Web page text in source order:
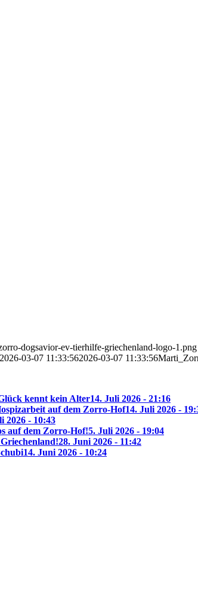
dogsavior-ev-tierhilfe-griechenland-logo-1.png
2026-03-07 11:33:562026-03-07 11:33:56
kennt kein Alter14. Juli 2026 - 21:16
auf dem Zorro-Hof14. Juli 2026 -
2026 - 10:43
auf dem Zorro-Hof!5. Juli 2026 - 19:04
28. Juni 2026 - 11:42
14. Juni 2026 - 10:24